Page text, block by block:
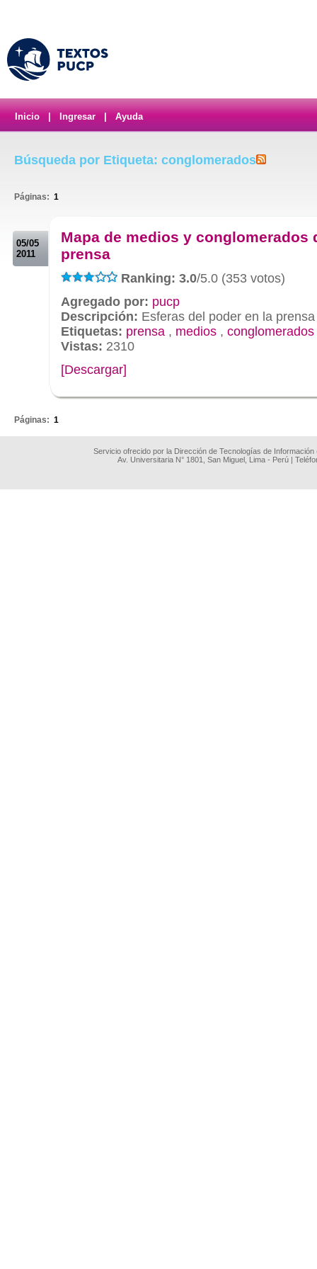
Inicio Ingresar Ayuda
Búsqueda por Etiqueta: conglomerados
Páginas: 1
05/05
2011
Mapa de medios y conglomerados
prensa
Ranking: 3.0/5.0 (353 votos)
Agregado por: pucp
Descripción: Esferas del poder en la
Etiquetas: prensa , medios , conglomerados
Vistas: 2310
[Descargar]
Páginas: 1
Servicio ofrecido por la Dirección de Tecnologías de
Av. Universitaria N° 1801, San Miguel, Lima - Perú |